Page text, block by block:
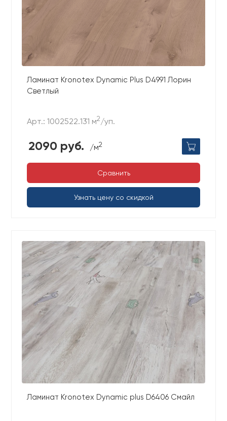
Ламинат Kronotex Dynamic Plus D4991 Лорин
Светлый
Арт.: 1002522.131 м2/уп.
2090 руб. /м2
Сравнить
Узнать цену со скидкой
Ламинат Kronotex Dynamic plus D6406 Смайл